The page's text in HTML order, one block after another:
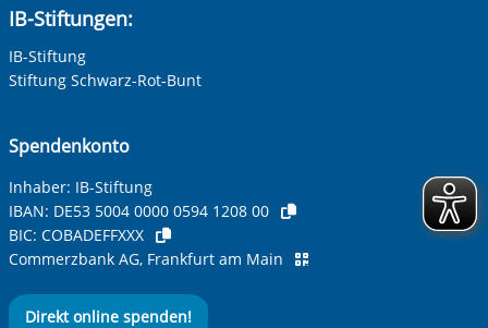
Betreff ihrer Anfrage
Ihre Nachricht
IB-Stiftungen:
IB-Stiftung
Stiftung Schwarz-Rot-Bunt
Spendenkonto
Inhaber: IB-Stiftung
IBAN: DE53 5004 0000 0594 1208 00
BIC: COBADEFFXXX
Commerzbank AG, Frankfurt am Main
Direkt online spenden!